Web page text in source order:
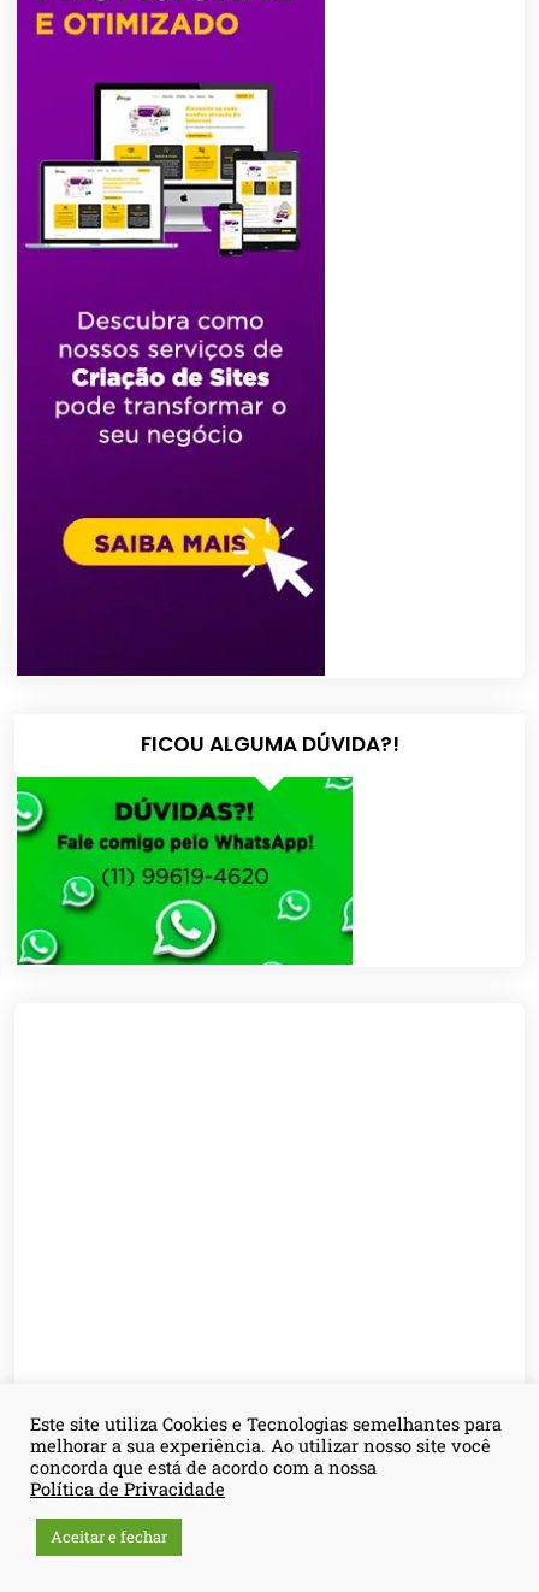
FICOU ALGUMA DÚVIDA?!
Este site utiliza Cookies e Tecnologias semelhantes para
melhorar a sua experiência. Ao utilizar nosso site você
concorda que está de acordo com a nossa
Política de Privacidade
Aceitar e fechar